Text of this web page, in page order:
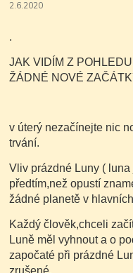
2.6.2020
.
JAK VIDÍM Z
ŽÁDNÉ NOVÉ
v úterý nezačínejte nic
trvání.
Vliv prázdné Luny (
předtím,než opustí
žádné planetě v
Každý člověk,chceli
Luně měl vyhnout a o
započaté při prázdné